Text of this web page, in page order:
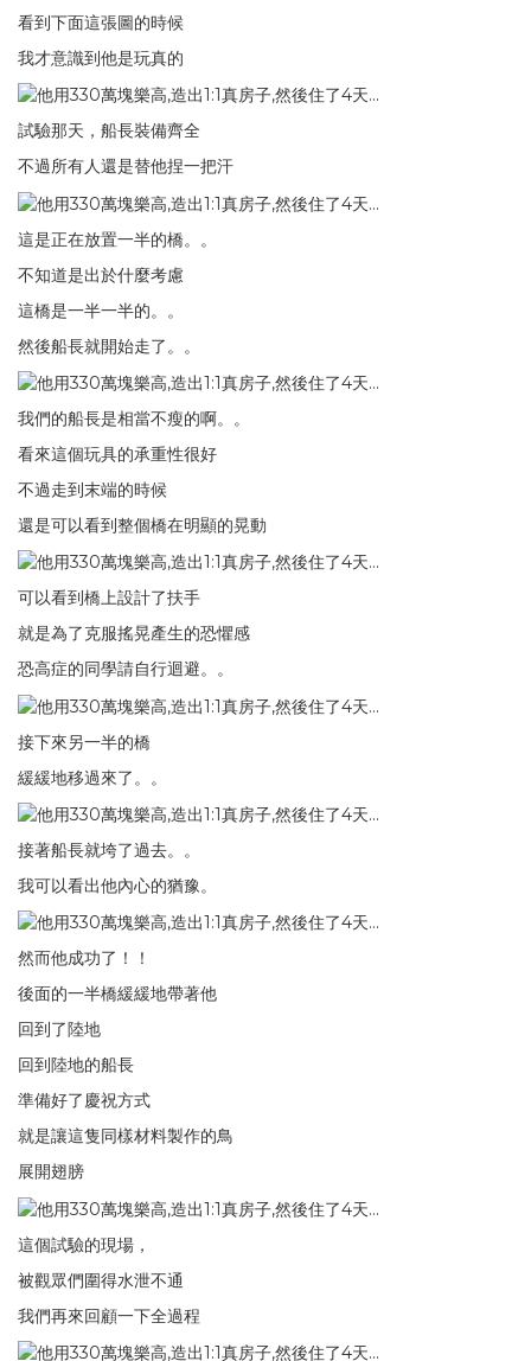
看到下面這張圖的時候
我才意識到他是玩真的
試驗那天，船長裝備齊全
不過所有人還是替他捏一把汗
這是正在放置一半的橋。。
不知道是出於什麼考慮
這橋是一半一半的。。
然後船長就開始走了。。
我們的船長是相當不瘦的啊。。
看來這個玩具的承重性很好
不過走到末端的時候
還是可以看到整個橋在明顯的晃動
可以看到橋上設計了扶手
就是為了克服搖晃產生的恐懼感
恐高症的同學請自行迴避。。
接下來另一半的橋
緩緩地移過來了。。
接著船長就垮了過去。。
我可以看出他內心的猶豫。
然而他成功了！！
後面的一半橋緩緩地帶著他
回到了陸地
回到陸地的船長
準備好了慶祝方式
就是讓這隻同樣材料製作的鳥
展開翅膀
這個試驗的現場，
被觀眾們圍得水泄不通
我們再來回顧一下全過程